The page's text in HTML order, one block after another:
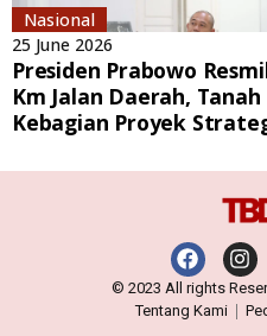
Nasional
25 June 2026
Presiden Prabowo
Km Jalan Daerah,
Kebagian Proyek
© 2023 All rights
Tentang Kami